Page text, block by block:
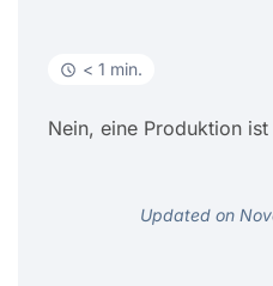
< 1 min.
Nein, eine Produktion
Updated on